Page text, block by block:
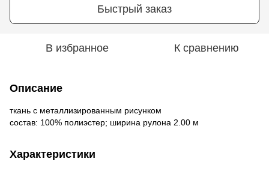
Быстрый заказ
В избранное К сравнению
Описание
ткань с металлизированным рисунком
состав: 100% полиэстер; ширина рулона 2.00 м
Характеристики